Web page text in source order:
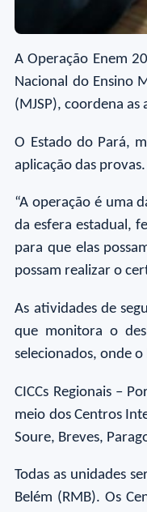
A Operação Enem
Nacional do Ensino
(MJSP), coordena
O Estado do Pará,
aplicação das provas.
“A operação é uma
da esfera estadual,
para que elas
possam realizar o
As atividades de
que monitora o
selecionados, onde
CICCs Regionais –
meio dos Centros
Soure, Breves,
Todas as unidades
Belém (RMB). Os